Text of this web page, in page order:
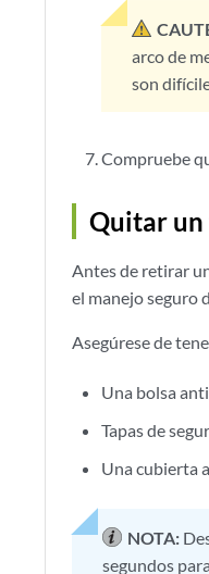
arco de
son
Compruebe
Quitar
Antes de retirar
el manejo seguro
Asegúrese de
Una bolsa
Tapas de
Una cubierta
NOTA:
segundos